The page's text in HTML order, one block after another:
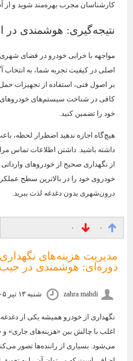
کارشناسان مجرب بهره‌مند شوید و از
نتیجه‌گیری: هوشمندی در
مواجهه با خرابی خودرو در فضای
اصلی در کیفیت تجربه شما، به انتخاب
بر اصول فنی، استفاده از تجهیزات
کافی در شناخت سیستم‌های خودروهای
خود را تضمین کنید.
هیچ‌گاه اجازه ندهید اضطرار لحظه،
داشته باشید. داشتن اطلاعات تماس
از نگهداری صحیح از خودروهای
خودروی خود را در بالاترین سطح
درون‌شهری بدون دغدغه لذت ببرید.
۰ ۰
مدیریت هزینه‌های
دوره‌ای: هوشمندی در جیب
zahra mahdi شنبه ۱۳ تیر ۰۵ ۱۹:۳۷
نگهداری از خودرو همیشه یکی از
اغلب با چالش بین «هزینه‌های جاری» و
می‌شود. بسیاری از راننده‌ها تصور